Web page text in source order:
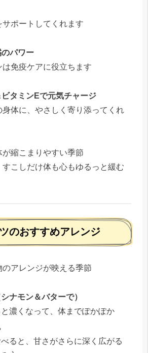
サポートしてくれます
パワー
免疫ケアに役立ちます
タミンEで元気チャージ
体に、やさしく寄り添ってくれ
縮こまりやすい季節
こしだけ体も心もゆるっと緩む
のおすすめアレンジ
アレンジが映える季節
ナモン＆バターで）
濃くなって、体までぽかぽか
ると、甘さがさらに深く広がる